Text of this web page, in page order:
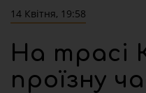
14 Квітня, 19:58
На трасі
проїзну